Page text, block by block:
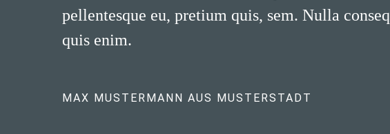
pellentesque eu, pretium quis, sem. Nulla
quis enim.
MAX MUSTERMANN AUS MUSTERSTADT